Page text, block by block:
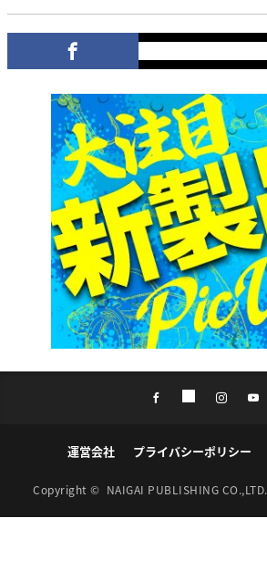
運営会社 プライバシーポリシー
Copyright © NAIGAI PUBLISHING CO.,LTD.